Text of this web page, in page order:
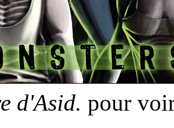
d'Asid. pour